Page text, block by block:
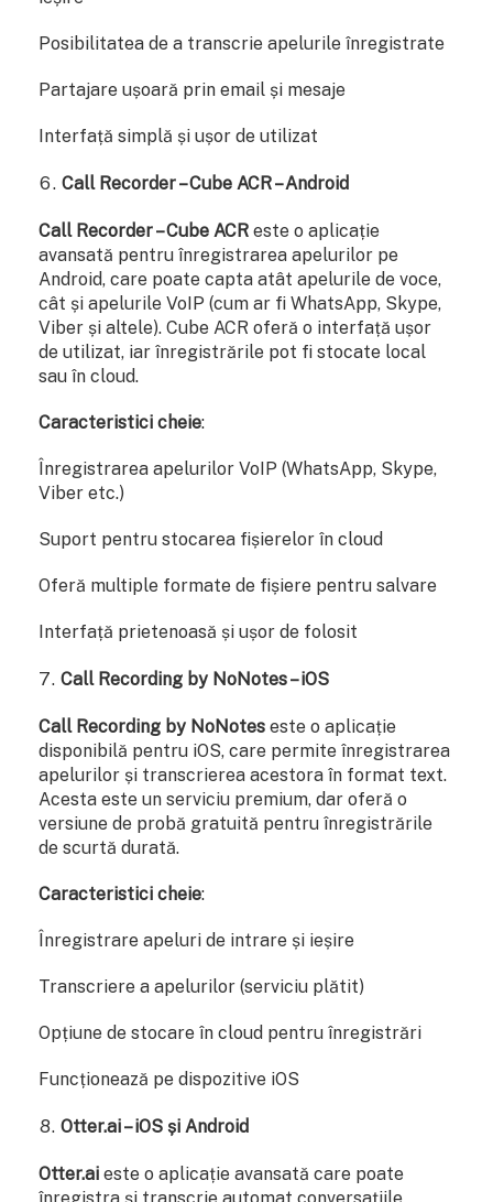
Posibilitatea de a transcrie apelurile înregistrate
Partajare ușoară prin email și mesaje
Interfață simplă și ușor de utilizat
Call Recorder – Cube ACR – Android
Call Recorder – Cube ACR este o aplicație
avansată pentru înregistrarea apelurilor pe
Android, care poate capta atât apelurile de voce,
cât și apelurile VoIP (cum ar fi WhatsApp, Skype,
Viber și altele). Cube ACR oferă o interfață ușor
de utilizat, iar înregistrările pot fi stocate local
sau în cloud.
Caracteristici cheie:
Înregistrarea apelurilor VoIP (WhatsApp, Skype,
Viber etc.)
Suport pentru stocarea fișierelor în cloud
Oferă multiple formate de fișiere pentru salvare
Interfață prietenoasă și ușor de folosit
Call Recording by NoNotes – iOS
Call Recording by NoNotes este o aplicație
disponibilă pentru iOS, care permite înregistrarea
apelurilor și transcrierea acestora în format text.
Acesta este un serviciu premium, dar oferă o
versiune de probă gratuită pentru înregistrările
de scurtă durată.
Caracteristici cheie:
Înregistrare apeluri de intrare și ieșire
Transcriere a apelurilor (serviciu plătit)
Opțiune de stocare în cloud pentru înregistrări
Funcționează pe dispozitive iOS
Otter.ai – iOS și Android
Otter.ai este o aplicație avansată care poate